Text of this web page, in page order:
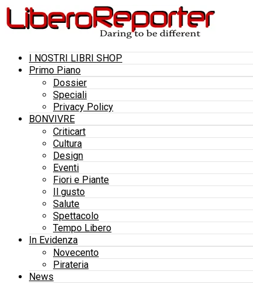
I NOSTRI LIBRI SHOP
Primo Piano
Dossier
Speciali
Privacy Policy
BONVIVRE
Criticart
Cultura
Design
Eventi
Fiori e Piante
Il gusto
Salute
Spettacolo
Tempo Libero
In Evidenza
Novecento
Pirateria
News